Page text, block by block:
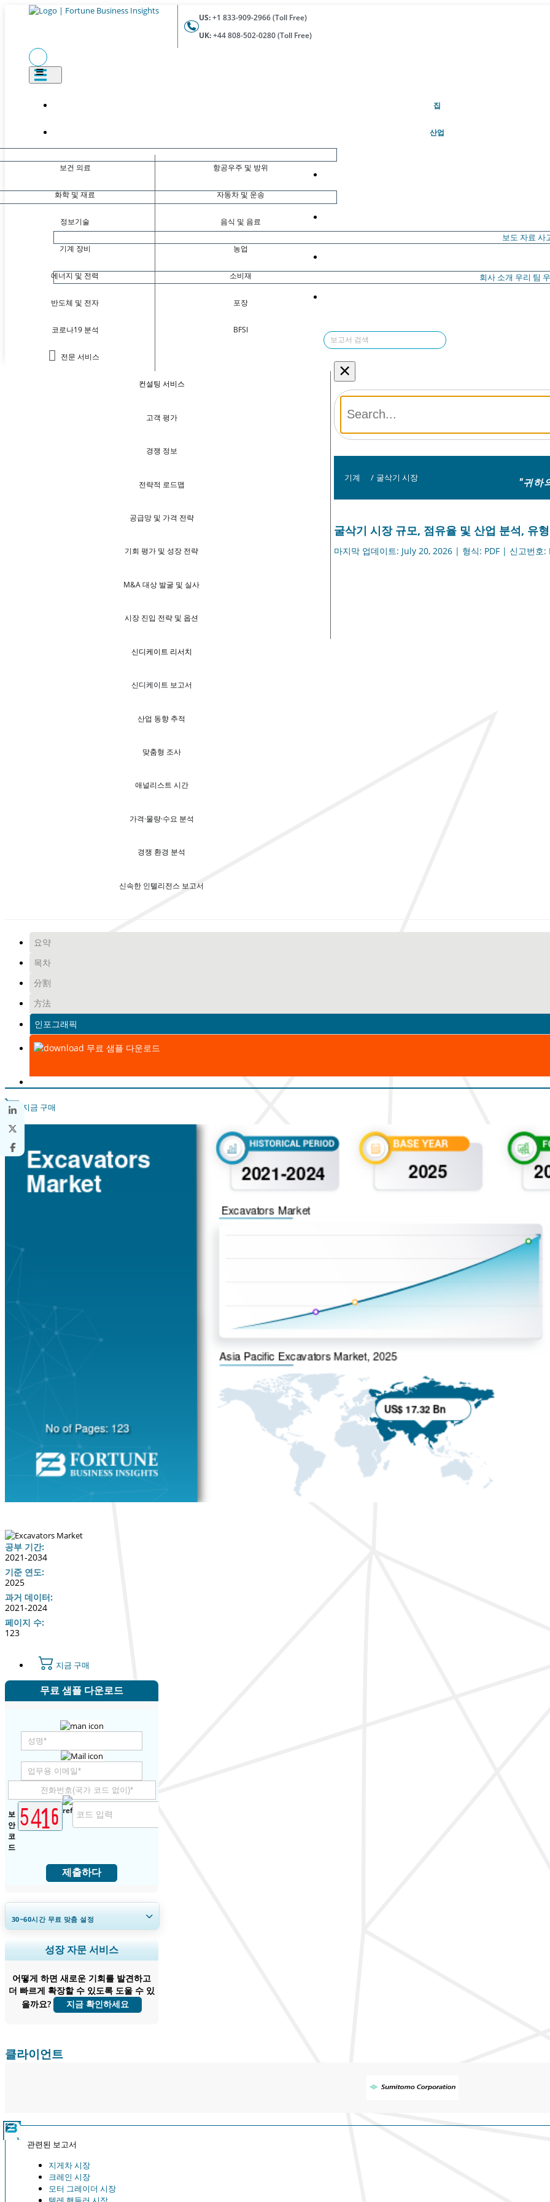
US:+1 833-909-2966 (Toll Free)
UK:+44 808-502-0280 (Toll Free)
집(현재의)
산업
보건 의료
화학 및 재료
정보기술
기계 장비
에너지 및 전력
반도체 및 전자
코로나19 분석
전문 서비스
항공우주 및 방위
자동차 및 운송
음식 및 음료
농업
소비재
포장
BFSI
컨설팅 서비스
고객 평가
경쟁 정보
전략적 로드맵
공급망 및 가격 전략
기회 평가 및 성장 전략
M&A 대상 발굴 및 실사
시장 진입 전략 및 옵션
신디케이트 리서치
신디케이트 보고서
산업 동향 추적
맞춤형 조사
애널리스트 시간
가격·물량·수요 분석
경쟁 환경 분석
신속한 인텔리전스 보고서
보도 자료 사
회사 소개 우리 팀
×
기계 / 굴삭기 시장 "귀하
굴삭기 시장 규모, 점유율 및 산업 분석, 유
마지막 업데이트: July 20, 2026 | 형식: PDF | 신고번호:
요약
목차
分割
方法
인포그래픽
무료 샘플 다운로드
지금 구매
공부 기간:
2021-2034
기준 연도:
2025
과거 데이터:
2021-2024
페이지 수:
123
지금 구매
무료 샘플 다운로드
보
안
코
드
제출하다
30~60시간무료 맞춤 설정
지역 및 국가 범위 확장, 세그먼트 분석,
기업 프로필, 경쟁 벤치마킹, 및 최종 사용
지금 맞춤 설정
성장 자문 서비스
어떻게 하면 새로운 기회를 발견하고
더 빠르게 확장할 수 있도록 도울 수 있
을까요?
지금 확인하세요
클라이언트
관련된 보고서
지게차 시장
크레인 시장
모터 그레이더 시장